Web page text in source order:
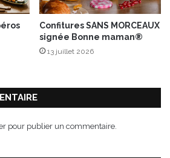
Confitures SANS MORCEAUX
signée Bonne maman®
13 juillet 2026
pour publier un commentaire.